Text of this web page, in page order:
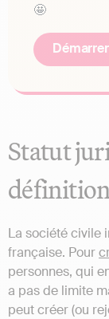
🤩
Démarrer
Statut
La société civile
française. Pour
personnes, qui
a pas de limite
peut créer (ou